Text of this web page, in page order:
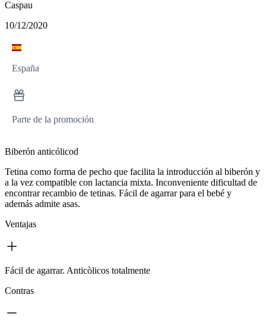
Caspau
10/12/2020
España
Parte de la promoción
Biberón anticólicod
Tetina como forma de pecho que facilita la introducción al biberón y
a la vez compatible con lactancia mixta. Inconveniente dificultad de
encontrar recambio de tetinas. Fácil de agarrar para el bebé y
además admite asas.
Ventajas
Fácil de agarrar. Anticòlicos totalmente
Contras